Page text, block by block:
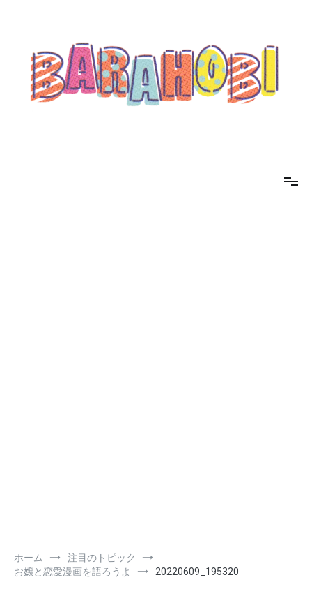
ホーム
注目のトピック
お嬢と恋愛漫画を語ろうよ
20220609_195320